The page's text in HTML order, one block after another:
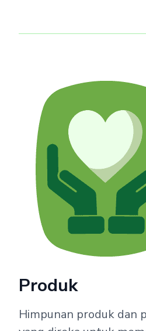
Produk
Himpunan produk dan